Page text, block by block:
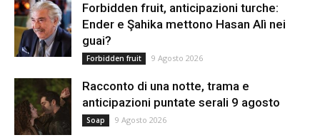
Forbidden fruit, anticipazioni turche:
Ender e Şahika mettono Hasan Alì nei
guai?
Forbidden fruit 9 Agosto 2026
Racconto di una notte, trama e
anticipazioni puntate serali 9 agosto
Soap 9 Agosto 2026